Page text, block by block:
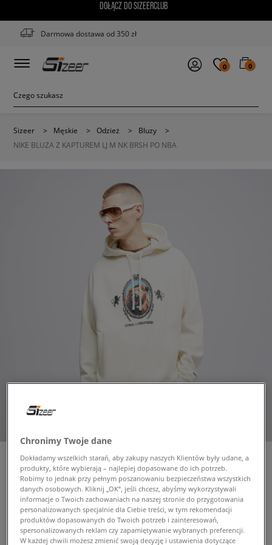
DOŁĄCZ DO SIZEERCLUB
Darmowa dostawa od 350 zł
0 0
Sizeer > Męskie > Odzież > Bluzy
>
NIKE BLUZA Z KAPTUREM LJ M NK BRSH PO NBA
NIKE BLUZA Z KAPTUREM LJ
M NK BRSH PO NBA
męskie, bluzy
Chronimy Twoje dane
Dokładamy wszelkich starań, aby zakupy naszych Klientów były udane, a
produkty, które wybierają – najlepiej dopasowane do ich potrzeb.
Robimy to jednak przy pełnym poszanowaniu bezpieczeństwa wszystkich
danych osobowych. Kliknij „OK”, jeśli chcesz, abyśmy wykorzystywali
informacje o Twoich zachowaniach na naszej stronie do przygotowania
personalizowanych specjalnie dla Ciebie treści, w tym rekomendacji
produktów dopasowanych do Twoich potrzeb i zainteresowań,
spersonalizowanych reklam czy zapamiętywanie wybranych preferencji.
W każdej chwili możesz zmienić swoją decyzję i ustawienia dotyczące